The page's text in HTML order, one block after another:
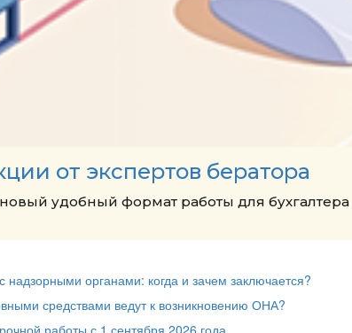
от экспертов бератора
удобный формат работы для бухгалтера
надзорными органами: когда и зачем заключается?
средствами ведут к возникновению ОНА?
работы с 1 сентября 2026 года